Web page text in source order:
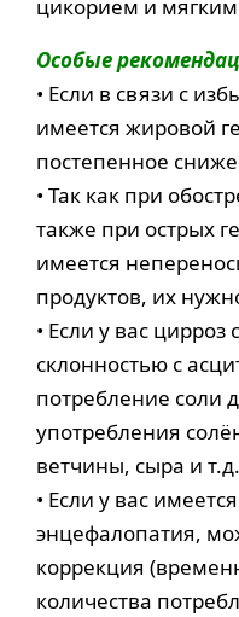
цикорием и
Особые
• Если в связи с
имеется жировой
постепенное
• Так как при
также при острых
имеется
продуктов, их
• Если у вас
склонностью с
потребление соли
употребления
ветчины, сыра и т.д.
• Если у вас
энцефалопатия,
коррекция
количества